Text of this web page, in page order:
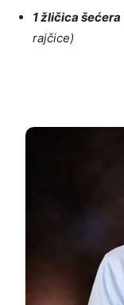
1 žličica šećera
rajčice)